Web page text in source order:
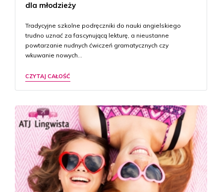
dla młodzieży
Tradycyjne szkolne podręczniki do nauki angielskiego
trudno uznać za fascynującą lekturę, a nieustanne
powtarzanie nudnych ćwiczeń gramatycznych czy
wkuwanie nowych…
CZYTAJ CAŁOŚĆ